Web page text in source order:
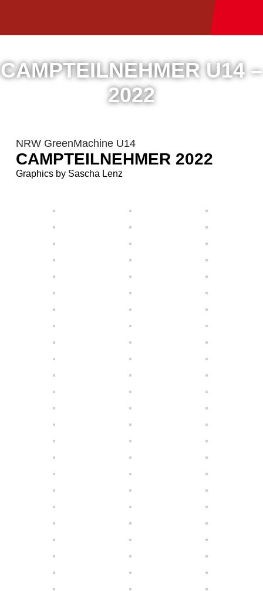
CAMPTEILNEHMER U14 –
2022
NRW GreenMachine U14
CAMPTEILNEHMER 2022
Graphics by Sascha Lenz